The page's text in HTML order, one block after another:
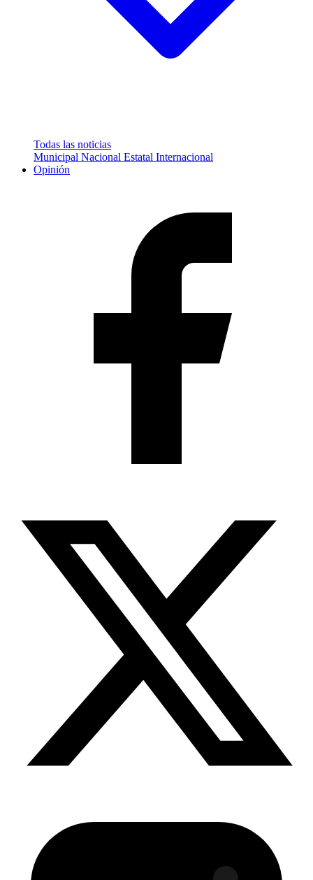
Todas las noticias
Municipal Nacional Estatal Internacional
Opinión